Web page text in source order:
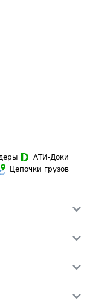
АТИ-Доки
Цепочки грузов